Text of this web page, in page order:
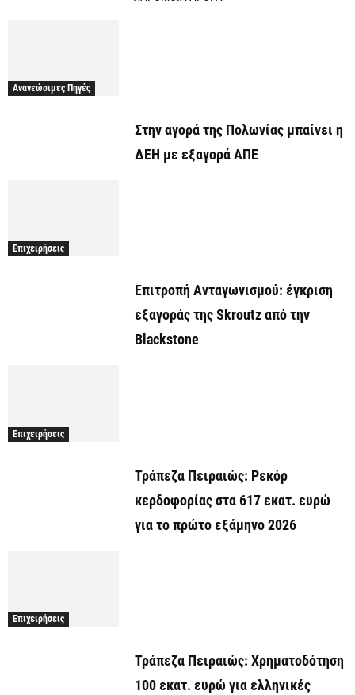
Ανανεώσιμες Πηγές
Στην αγορά της Πολωνίας μπαίνει η
ΔΕΗ με εξαγορά ΑΠΕ
Επιχειρήσεις
Επιτροπή Ανταγωνισμού: έγκριση
εξαγοράς της Skroutz από την
Blackstone
Επιχειρήσεις
Τράπεζα Πειραιώς: Ρεκόρ
κερδοφορίας στα 617 εκατ. ευρώ
για το πρώτο εξάμηνο 2026
Επιχειρήσεις
Τράπεζα Πειραιώς: Χρηματοδότηση
100 εκατ. ευρώ για ελληνικές